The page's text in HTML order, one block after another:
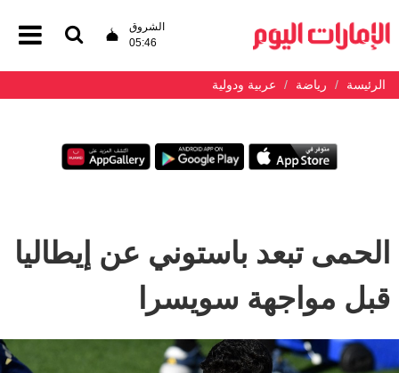
الشروق
05:46
الرئيسة رياضة عربية ودولية
الحمى تبعد باستوني عن إيطاليا
قبل مواجهة سويسرا